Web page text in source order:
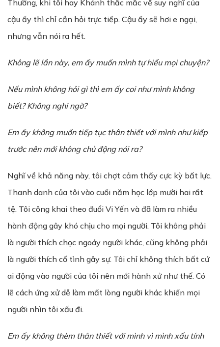
Thường, khi tôi hay Khánh thắc mắc về suy nghĩ của
cậu ấy thì chỉ cần hỏi trực tiếp. Cậu ấy sẽ hơi e ngại,
nhưng vẫn nói ra hết.
Không lẽ lần này, em ấy muốn mình tự hiểu mọi chuyện?
Nếu mình không hỏi gì thì em ấy coi như mình không
biết? Không nghi ngờ?
Em ấy không muốn tiếp tục thân thiết với mình như kiếp
trước nên mới không chủ động nói ra?
Nghĩ về khả năng này, tôi chợt cảm thấy cực kỳ bất lực.
Thanh danh của tôi vào cuối năm học lớp mười hai rất
tệ. Tôi công khai theo đuổi Vi Yến và đã làm ra nhiều
hành động gây khó chịu cho mọi người. Tôi không phải
là người thích chọc ngoáy người khác, cũng không phải
là người thích cố tình gây sự. Tôi chỉ không thích bất cứ
ai động vào người của tôi nên mới hành xử như thế. Có
lẽ cách ứng xử dễ làm mất lòng người khác khiến mọi
người nhìn tôi xấu đi.
Em ấy không thèm thân thiết với mình vì mình xấu tính